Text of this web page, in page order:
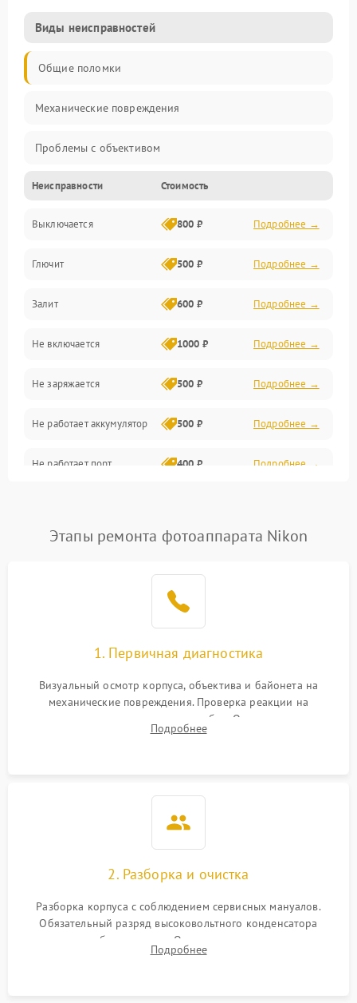
Виды неисправностей
Общие поломки
Механические повреждения
Проблемы с объективом
Электронные ошибки
Механические проблемы
Матрица и оптика
Питание и питание цепей
Проблемы с картами памяти
Объективы
Программные сбои
Коммуникации и интерфейсы
Неисправности Стоимость
Выключается 800 ₽ Подробнее →
Глючит 500 ₽ Подробнее →
Залит 600 ₽ Подробнее →
Не включается 1000 ₽ Подробнее →
Не заряжается 500 ₽ Подробнее →
Не работает аккумулятор 500 ₽ Подробнее →
Не работает порт 400 ₽ Подробнее →
Этапы ремонта фотоаппарата Nikon
1. Первичная диагностика
Визуальный осмотр корпуса, объектива и байонета на
механические повреждения. Проверка реакции на
включение, считывание кодов ошибок. Оценка состояния
матрицы и затвора, проверка работы автофокуса и вспышки.
Подробнее
2. Разборка и очистка
Разборка корпуса с соблюдением сервисных мануалов.
Обязательный разряд высоковольтного конденсатора
вспышки для безопасности. Очистка внутренних узлов от
пыли, песка и следов влаги с помощью спецсредств.
Подробнее